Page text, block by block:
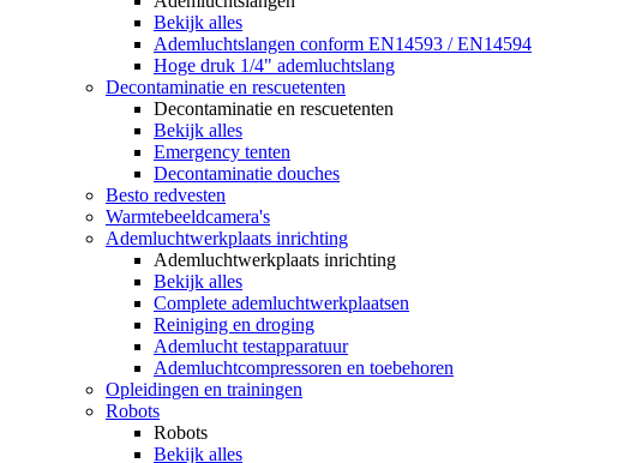
Bekijk alles
Ademluchtslangen conform EN14593 / EN14594
Hoge druk 1/4" ademluchtslang
Decontaminatie en rescuetenten
Decontaminatie en rescuetenten
Bekijk alles
Emergency tenten
Decontaminatie douches
Besto redvesten
Warmtebeeldcamera's
Ademluchtwerkplaats inrichting
Ademluchtwerkplaats inrichting
Bekijk alles
Complete ademluchtwerkplaatsen
Reiniging en droging
Ademlucht testapparatuur
Ademluchtcompressoren en toebehoren
Opleidingen en trainingen
Robots
Robots
Bekijk alles